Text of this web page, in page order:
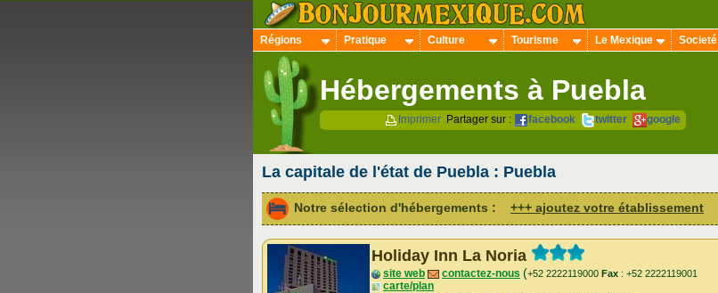
Régions Pratique Culture Tourisme Le Mexique Societé
Hébergements à Puebla
Imprimer Partager sur : facebook twitter google
La capitale de l'état de Puebla : Puebla
Notre sélection d'hébergements : +++ ajoutez votre établissement
Holiday Inn La Noria
site web contactez-nous (+52 2222119000 Fax : +52 2222119001
carte/plan